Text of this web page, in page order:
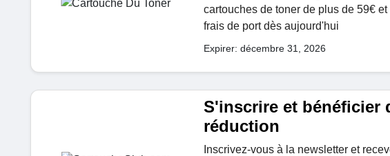
cartouches de toner de plus de 59€
frais de port dès aujourd'hui
Expirer: décembre 31, 2026
S'inscrire et bénéficier
réduction
Inscrivez-vous à la newsletter et